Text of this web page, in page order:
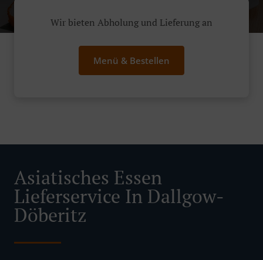
Wir bieten Abholung und Lieferung an
Menü & Bestellen
Asiatisches Essen
Lieferservice In Dallgow-
Döberitz